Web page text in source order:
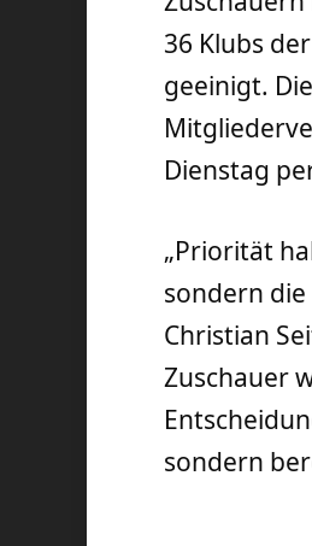
36 Klubs
geeinigt.
Dienstag
„Priorität
sondern die
Christian
Zuschauer
sondern